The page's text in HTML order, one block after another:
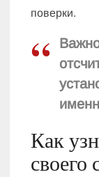
поверки.
Как
своего